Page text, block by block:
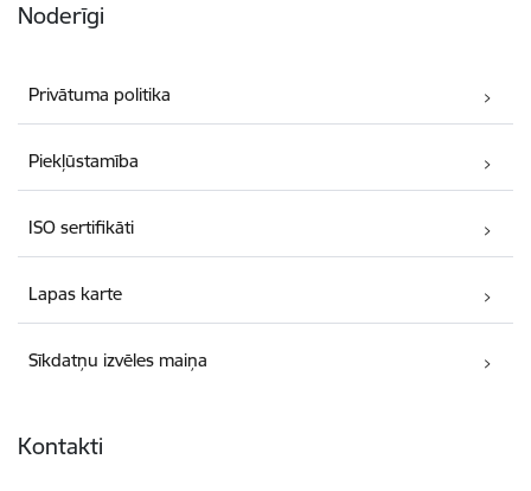
Noderīgi
Privātuma politika
Piekļūstamība
ISO sertifikāti
Lapas karte
Sīkdatņu izvēles maiņa
Kontakti